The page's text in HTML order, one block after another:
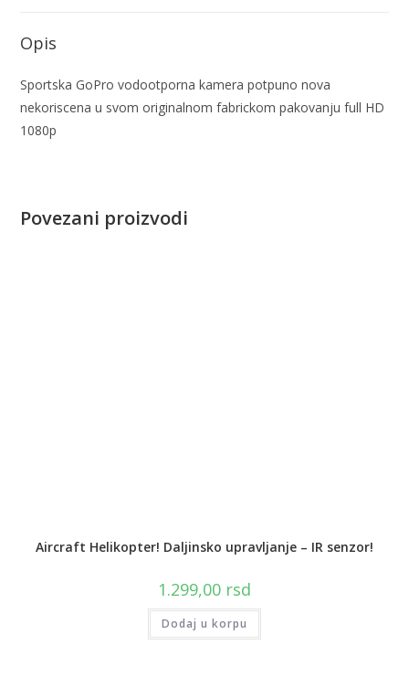
Opis
Sportska GoPro vodootporna kamera potpuno nova
nekoriscena u svom originalnom fabrickom pakovanju full HD
1080p
Povezani proizvodi
Aircraft Helikopter! Daljinsko upravljanje – IR senzor!
1.299,00 rsd
Dodaj u korpu